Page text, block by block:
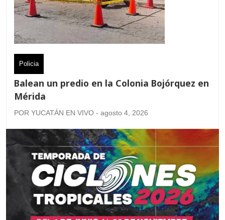
Policia
Balean un predio en la Colonia Bojórquez en
Mérida
POR YUCATÁN EN VIVO - agosto 4, 2026